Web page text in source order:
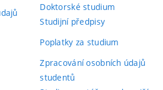
Doktorské studium
Studijní předpisy
Poplatky za studium
Zpracování osobních údajů
studentů